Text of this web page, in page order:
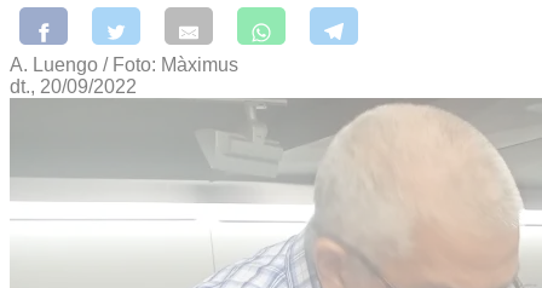
A. Luengo / Foto: Màximus
dt., 20/09/2022